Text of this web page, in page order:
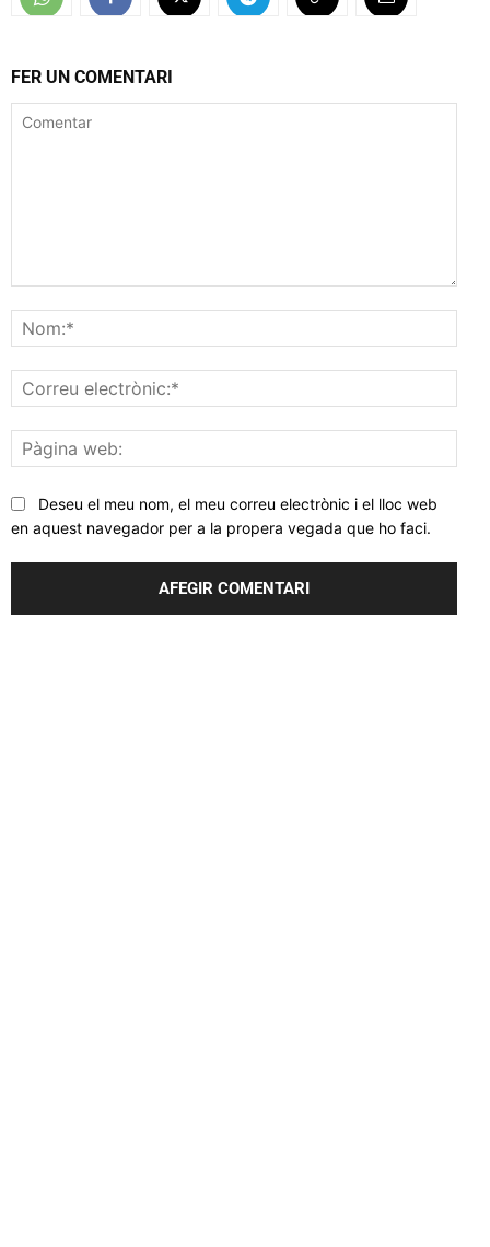
FER UN COMENTARI
web:
Deseu el meu nom, el meu correu electrònic i el lloc web
en aquest navegador per a la propera vegada que ho faci.